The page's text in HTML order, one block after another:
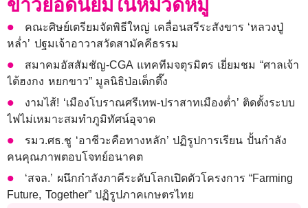
ข่าวยอดนิยมในหมวดหมู่
คณะศิษย์เตรียมจัดพิธีใหญ่ เคลื่อนสรีระสังขาร ‘หลวงปู่
หล่ำ’ ปฐมเจ้าอาวาสวัดสามัคคีธรรม
สมาคมอัสสัมชัญ-CGA แทคทีมจตุรมิตร เยี่ยมชม “ศาลเจ้า
ไต้ฮงกง หยกขาว” มูลนิธิป่อเต็กตึ๊ง
งามไส้! ‘เมืองโบราณศรีเทพ-ปราสาทเมืองต่ำ’ ติดตั้งระบบ
ไฟไม่เหมาะสมทำภูมิทัศน์อุจาด
รมว.ศธ.ชู ‘อาชีวะคือทางหลัก’ ปฏิรูปการเรียน ปั้นกำลัง
คนคุณภาพตอบโจทย์อนาคต
‘สจล.’ ผนึกกำลังภาคีระดับโลกเปิดตัวโครงการ “Farming
Future, Together” ปฏิรูปภาคเกษตรไทย